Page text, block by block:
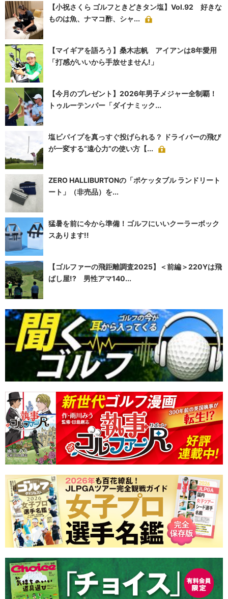
【小祝さくら ゴルフときどきタン塩】Vol.92 好きな
ものは魚、ナマコ酢、シャ...
【マイギアを語ろう】桑木志帆 アイアンは8年愛用
「打感がいいから手放せません!」
【今月のプレゼント】2026年男子メジャー全制覇！
トゥルーテンパー「ダイナミック...
塩ビパイプを真っすぐ投げられる？ ドライバーの飛び
が一変する“遠心力”の使い方【...
ZERO HALLIBURTONの「ポケッタブル ランドリート
ート」（非売品）を...
猛暑を前に今から準備！ゴルフにいいクーラーボック
スあります!!
【ゴルファーの飛距離調査2025】＜前編＞220Yは飛
ばし屋!? 男性アマ140...